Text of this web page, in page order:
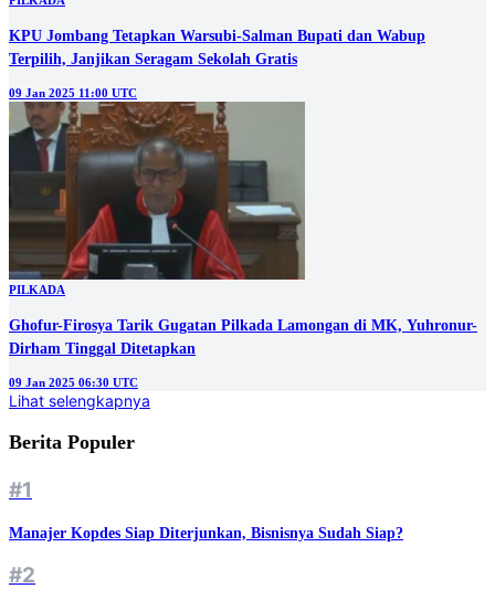
KPU Jombang Tetapkan Warsubi-Salman Bupati dan Wabup
Terpilih, Janjikan Seragam Sekolah Gratis
09 Jan 2025 11:00 UTC
PILKADA
Ghofur-Firosya Tarik Gugatan Pilkada Lamongan di MK, Yuhronur-
Dirham Tinggal Ditetapkan
09 Jan 2025 06:30 UTC
Lihat selengkapnya
Berita Populer
#1
Manajer Kopdes Siap Diterjunkan, Bisnisnya Sudah Siap?
#2